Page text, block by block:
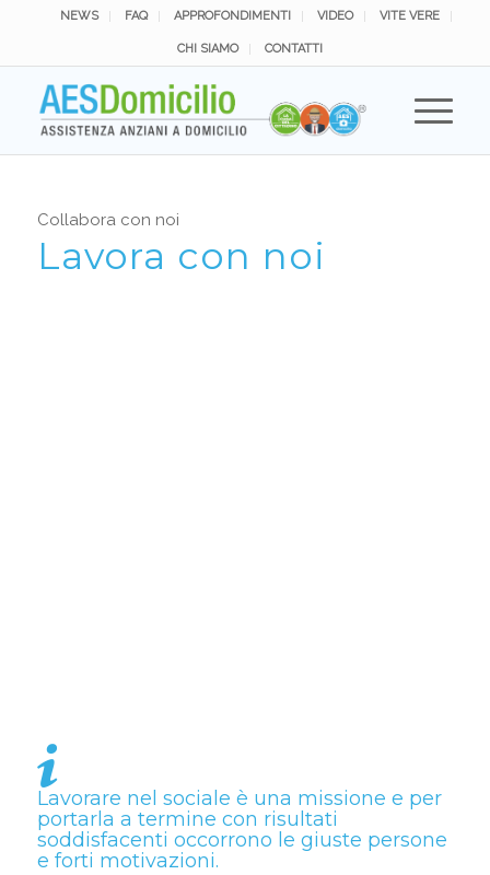
NEWS FAQ APPROFONDIMENTI VIDEO VITE VERE
CHI SIAMO CONTATTI
Collabora con noi
Lavora con noi
Lavorare nel sociale è una missione e per
portarla a termine con risultati
soddisfacenti occorrono le giuste persone
e forti motivazioni.